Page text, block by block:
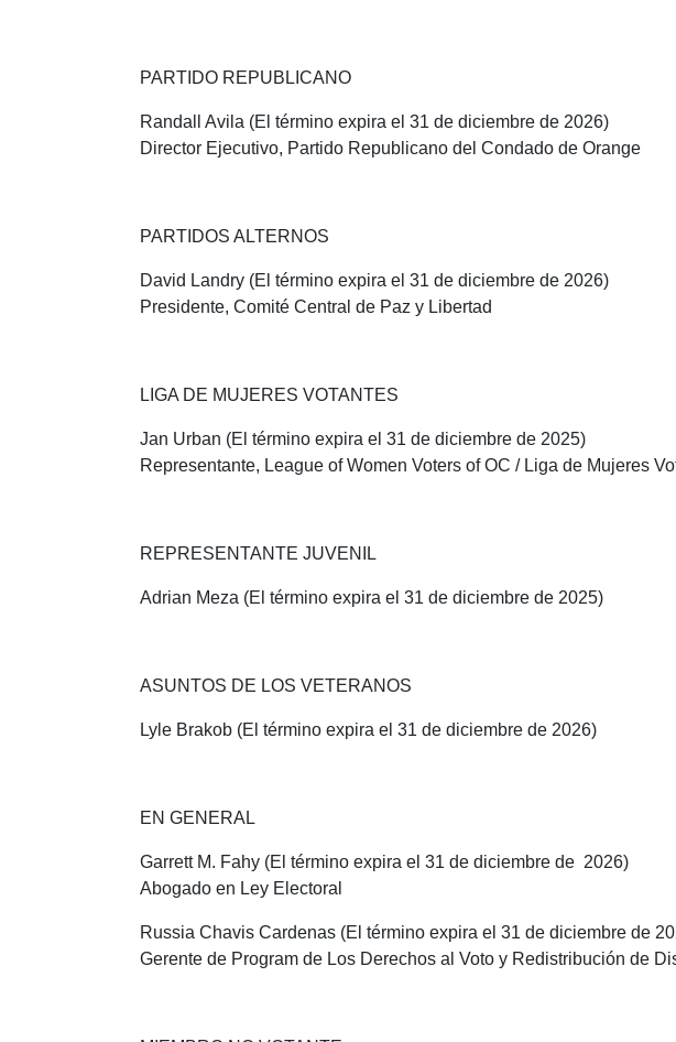
PARTIDO REPUBLICANO
Randall Avila (El término expira el 31 de diciembre de 2026)
Director Ejecutivo, Partido Republicano del Condado de Orange
PARTIDOS ALTERNOS
David Landry (El término expira el 31 de diciembre de 2026)
Presidente, Comité Central de Paz y Libertad
LIGA DE MUJERES VOTANTES
Jan Urban (El término expira el 31 de diciembre de 2025)
Representante, League of Women Voters of OC / Liga de Mujeres
REPRESENTANTE JUVENIL
Adrian Meza (El término expira el 31 de diciembre de 2025)
ASUNTOS DE LOS VETERANOS
Lyle Brakob (El término expira el 31 de diciembre de 2026)
EN GENERAL
Garrett M. Fahy (El término expira el 31 de diciembre de 2026)
Abogado en Ley Electoral
Russia Chavis Cardenas (El término expira el 31 de diciembre de
Gerente de Program de Los Derechos al Voto y Redistribución de